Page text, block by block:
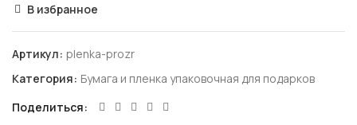
В избранное
Артикул: plenka-prozr
Категория: Бумага и пленка упаковочная для подарков
Поделиться